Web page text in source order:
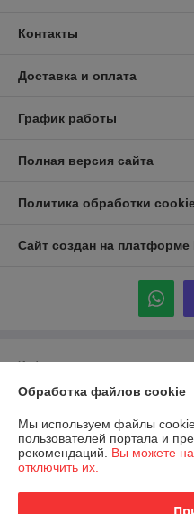
Контакты
Доставка и оплата
График работы
Полная версия сайта
Политика обработки
Сайт создан на платформе
Информация для покупателя
Юридическое лицо:Общество с
223034, РБ, Минская обл.,
Кирши, Админ.-произ. здание с
Регистрационный номер ЕГР:
УНП: 693335467
Обработка файлов cookie
Мы используем файлы
пользователей портала и
рекомендаций. Вы можете
отключить их.